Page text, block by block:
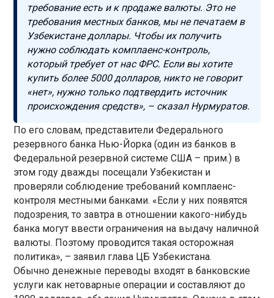
требование есть и к продаже валюты. Это не
требования местных банков, мы не печатаем в
Узбекистане доллары. Чтобы их получить
нужно соблюдать комплаенс-контроль,
который требует от нас ФРС. Если вы хотите
купить более 5000 долларов, никто не говорит
«нет», нужно только подтвердить источник
происхождения средств», – сказал Нурмуратов.
По его словам, представители Федерального
резервного банка Нью-Йорка (один из банков в
Федеральной резервной системе США – прим.) в
этом году дважды посещали Узбекистан и
проверяли соблюдение требований комплаенс-
контроля местными банками. «Если у них появятся
подозрения, то завтра в отношении какого-нибудь
банка могут ввести ограничения на выдачу наличной
валюты. Поэтому проводится такая осторожная
политика», – заявил глава ЦБ Узбекистана.
Обычно денежные переводы входят в банковские
услуги как нетоварные операции и составляют до